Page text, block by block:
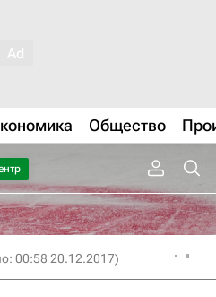
Общество
00:58 20.12.2017)